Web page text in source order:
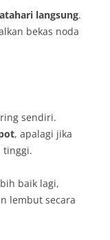
langsung.
bekas noda
sendiri.
, apalagi jika
tinggi.
baik lagi,
lembut secara